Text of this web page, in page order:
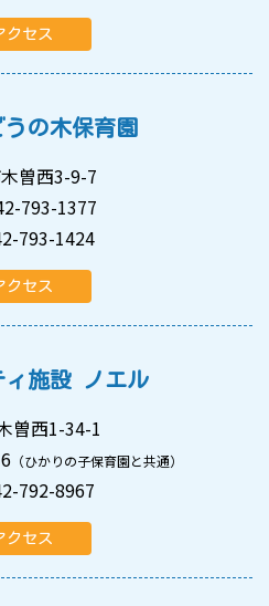
クセス
の木保育園
曽西3-9-7
793-1377
793-1424
クセス
ィ施設 ノエル
曽西1-34-1
（ひかりの子保育園と共通）
792-8967
クセス